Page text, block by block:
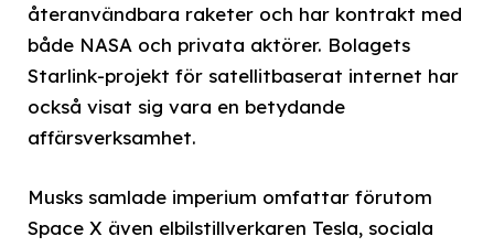
återanvändbara raketer och har kontrakt med
både NASA och privata aktörer. Bolagets
Starlink-projekt för satellitbaserat internet har
också visat sig vara en betydande
affärsverksamhet.
Musks samlade imperium omfattar förutom
Space X även elbilstillverkaren Tesla, sociala